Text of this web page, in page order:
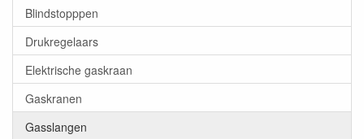
Blindstopppen
Drukregelaars
Elektrische gaskraan
Gaskranen
Gasslangen